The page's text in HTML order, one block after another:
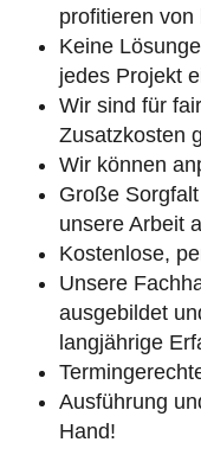
profitieren von
Keine
jedes Projekt
Wir sind für
Zusatzkosten
Wir können
Große
unsere Arbeit
Kostenlose,
Unsere
ausgebildet
langjährige
Ausführung
Hand!